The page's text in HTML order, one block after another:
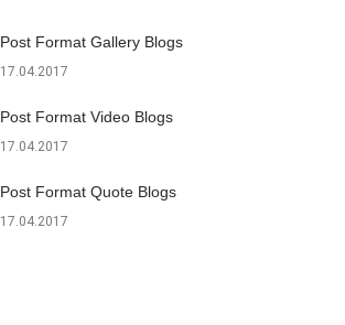
Post Format Gallery Blogs
17.04.2017
Post Format Video Blogs
17.04.2017
Post Format Quote Blogs
17.04.2017